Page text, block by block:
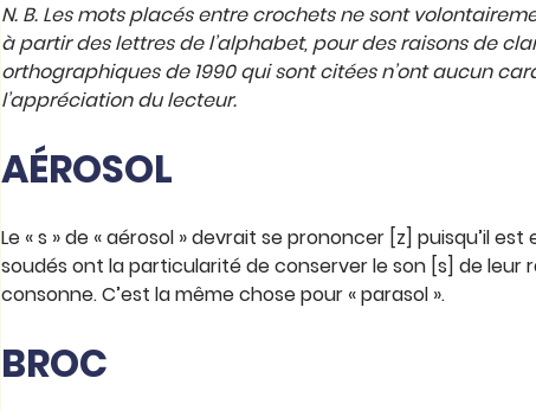
N. B. Les mots placés entre crochets ne sont
à partir des lettres de l’alphabet, pour des raisons de
orthographiques de 1990 qui sont citées n’ont aucun
l’appréciation du lecteur.
AÉROSOL
Le « s » de « aérosol » devrait se prononcer [z] puisqu’il
soudés ont la particularité de conserver le son [s] de leur
consonne. C’est la même chose pour « parasol ».
BROC